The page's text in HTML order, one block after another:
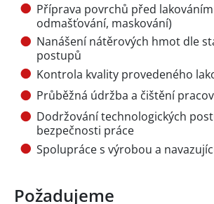
Příprava povrchů před
odmašťování, maskování)
Nanášení nátěrových hmot dle
postupů
Kontrola kvality provedeného
Průběžná údržba a čištění
Dodržování technologických
bezpečnosti práce
Spolupráce s výrobou a
Požadujeme